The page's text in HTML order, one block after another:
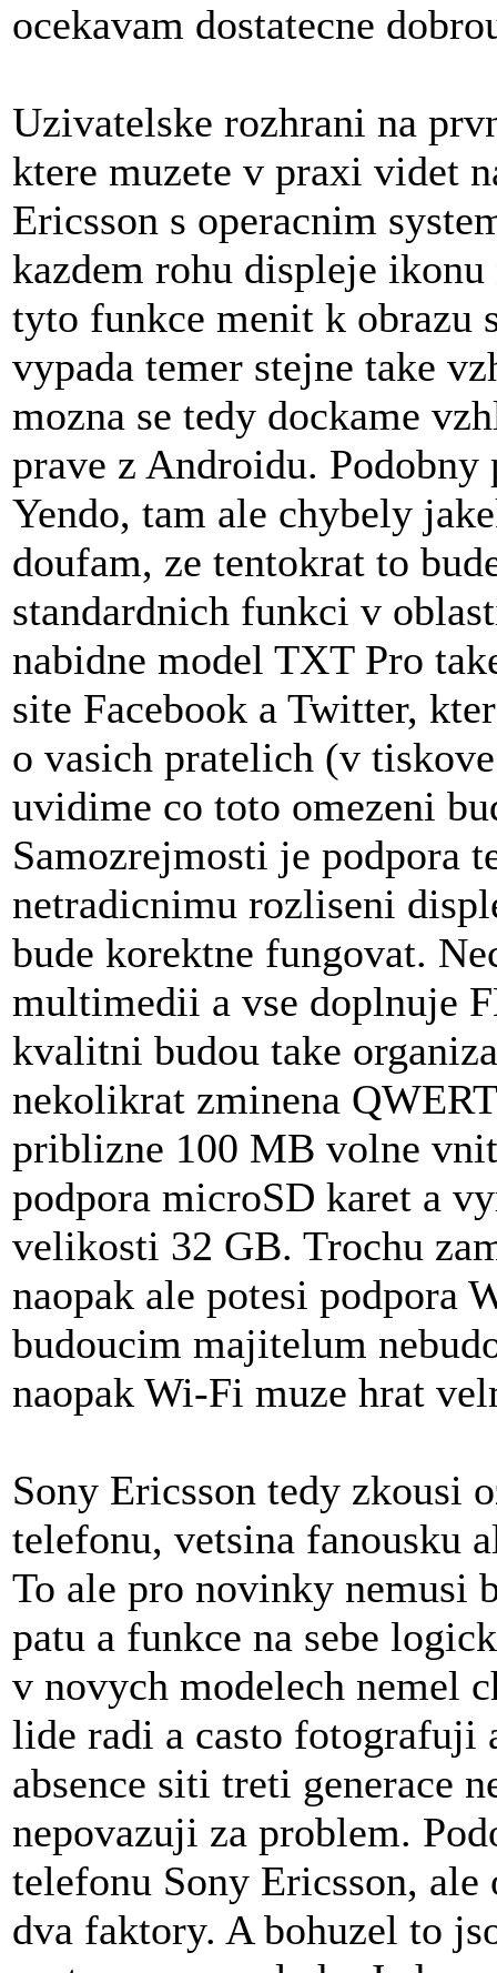
ocekavam dostatecne
Uzivatelske rozhrani na
ktere muzete v praxi videt
Ericsson s operacnim
kazdem rohu displeje
tyto funkce menit k obrazu
vypada temer stejne take
mozna se tedy dockame
prave z Androidu. Podobny
Yendo, tam ale chybely
doufam, ze tentokrat to
standardnich funkci v
nabidne model TXT Pro
site Facebook a Twitter,
o vasich pratelich (v
uvidime co toto omezeni
Samozrejmosti je podpora
netradicnimu rozliseni
bude korektne fungovat.
multimedii a vse doplnuje
kvalitni budou take
nekolikrat zminena
priblizne 100 MB volne
podpora microSD karet a
velikosti 32 GB. Trochu
naopak ale potesi podpora
budoucim majitelum
naopak Wi-Fi muze hrat
Sony Ericsson tedy zkousi
telefonu, vetsina fanousku
To ale pro novinky nemusi
patu a funkce na sebe
v novych modelech nemel
lide radi a casto fotografuji
absence siti treti generace
nepovazuji za problem.
telefonu Sony Ericsson, ale
dva faktory. A bohuzel to